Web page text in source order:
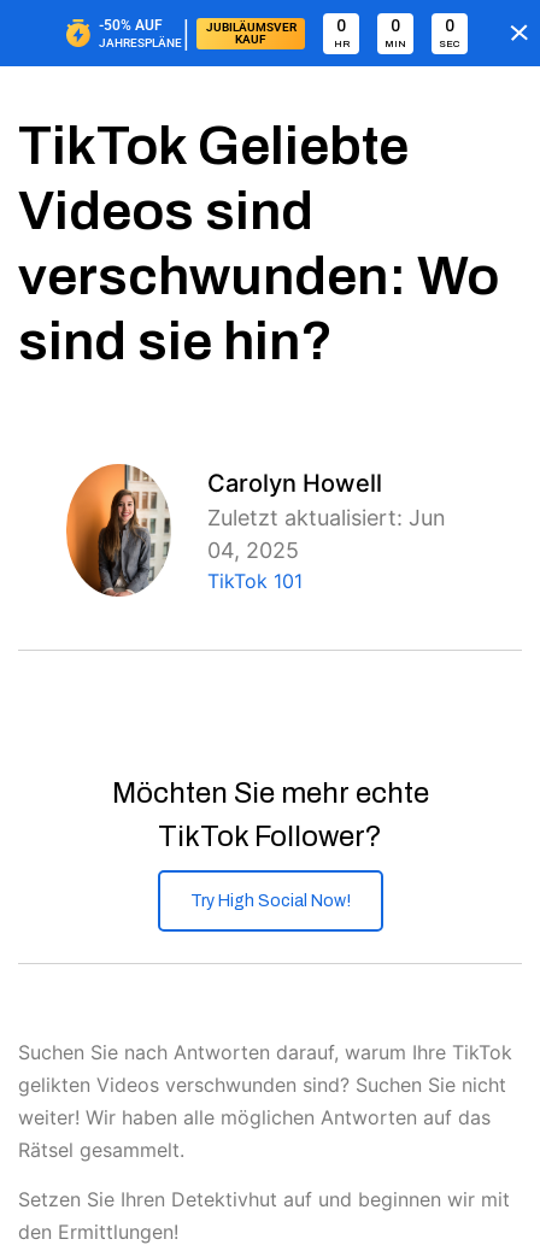
-50% AUF
JAHRESPLÄNE|
JUBILÄUMSVER
KAUF
0
HR
0
MIN
0
SEC
TikTok Geliebte
Videos sind
verschwunden: Wo
sind sie hin?
Carolyn Howell
Zuletzt aktualisiert: Jun
04, 2025
TikTok 101
Möchten Sie mehr echte
TikTok Follower?
Try High Social Now!
Suchen Sie nach Antworten darauf, warum Ihre TikTok
gelikten Videos verschwunden sind? Suchen Sie nicht
weiter! Wir haben alle möglichen Antworten auf das
Rätsel gesammelt.
Setzen Sie Ihren Detektivhut auf und beginnen wir mit
den Ermittlungen!